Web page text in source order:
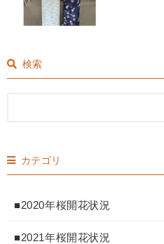
検索
カテゴリ
■2020年桜開花状況
■2021年桜開花状況